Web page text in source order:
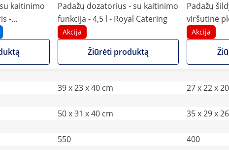
kaitinimo
-
Padažų dozatorius - su kaitinimo
funkcija - 4,5 l - Royal Catering
Akcija
Žiūrėti produktą
Padažų
viršutinė
Catering“
Akcija
39 x 23 x 40 cm
27 x 22 x
50 x 31 x 40 cm
35 x 29 x
550
400